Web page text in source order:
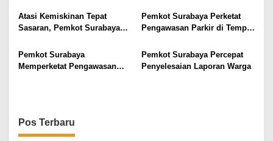
o
Amankan
Atasi Kemiskinan Tepat
Sasaran, Pemkot Surabaya
Brida Step
Pemkot Surabaya Perketat
Pengawasan Parkir di Tempat
dan Jelas
Pemkot Surabaya
Memperketat Pengawasan
Pemkot Surabaya Percepat
Penyelesaian Laporan Warga
Pos Terbaru